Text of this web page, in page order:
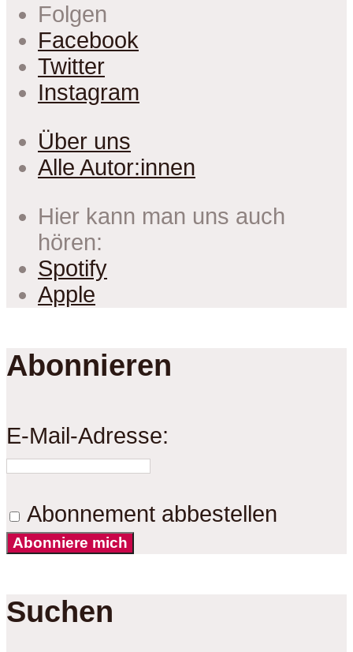
Folgen
Facebook
Twitter
Instagram
Über uns
Alle Autor:innen
Hier kann man uns auch
hören:
Spotify
Apple
Abonnieren
E-Mail-Adresse:
Abonnement abbestellen
Abonniere mich
Suchen